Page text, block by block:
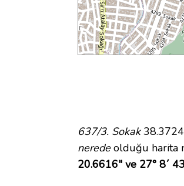
637/3. Sokak
neredeolduğu harita
20.6616" ve 27° 8´